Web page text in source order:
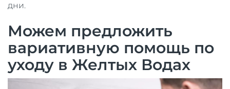
дни.
Можем предложить
вариативную помощь по
уходу в Желтых Водах